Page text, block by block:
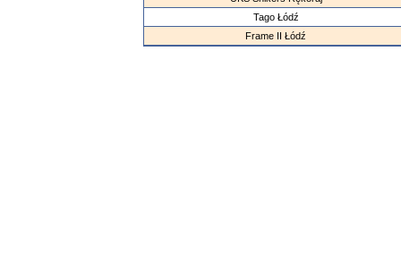
Tago Łódź
Frame II Łódź